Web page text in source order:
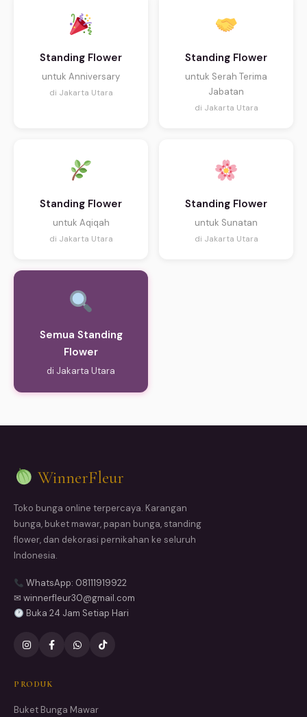
Standing Flower
untuk Anniversary
di Jakarta Utara
Standing Flower
untuk Serah Terima
Jabatan
di Jakarta Utara
Standing Flower
untuk Aqiqah
di Jakarta Utara
Standing Flower
untuk Sunatan
di Jakarta Utara
Semua Standing
Flower
di Jakarta Utara
WinnerFleur
Toko bunga online terpercaya. Karangan
bunga, buket mawar, papan bunga, standing
flower, dan dekorasi pernikahan ke seluruh
Indonesia.
WhatsApp: 08111919922
✉ winnerfleur30@gmail.com
Buka 24 Jam Setiap Hari
PRODUK
Buket Bunga Mawar